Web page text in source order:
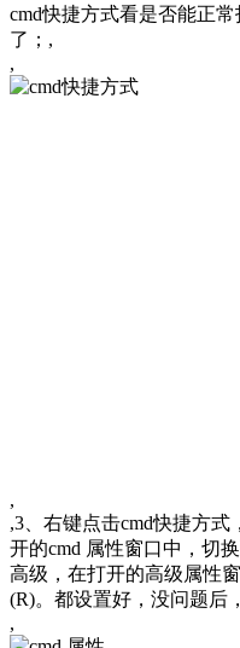
cmd快捷方式看是否能正
了；,
,
,
,3、右键点击cmd快捷方
开的cmd 属性窗口中，切
高级，在打开的高级属性
(R)。都设置好，没问题后
,